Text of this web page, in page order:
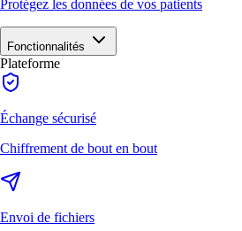
Protégez les données de vos patients
Fonctionnalités
Plateforme
Échange sécurisé
Chiffrement de bout en bout
Envoi de fichiers